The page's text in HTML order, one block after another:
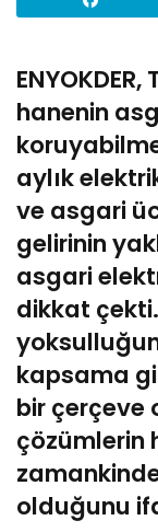
hanenin
aylık
ve asgari
gelirinin
asgari
dikkat çekti.
kapsama
bir çerçeve
çözümlerin
olduğunu